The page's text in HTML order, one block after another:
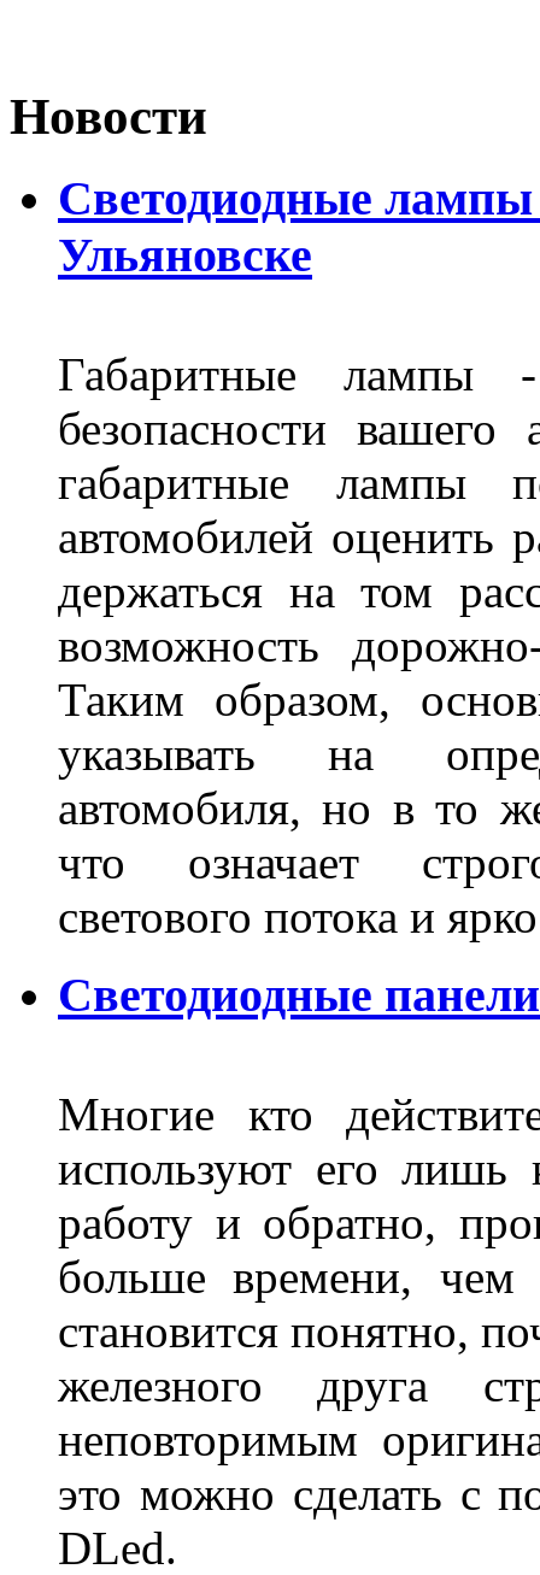
Новости
Светодиодные
Ульяновске
Габаритные лампы
безопасности
габаритные лампы
автомобилей оценить
держаться на том
возможность
Таким образом,
указывать на
автомобиля, но в то
что означает
светового потока и
Светодиодные
Многие кто
используют его лишь
работу и обратно,
больше времени, чем
становится понятно,
железного друга
неповторимым
это можно сделать с
DLed.